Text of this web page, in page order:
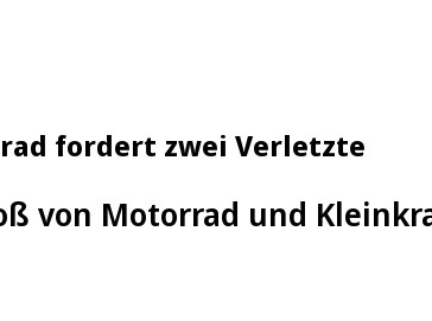
fordert zwei Verletzte
von Motorrad und